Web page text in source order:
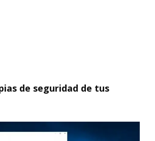
de seguridad de tus